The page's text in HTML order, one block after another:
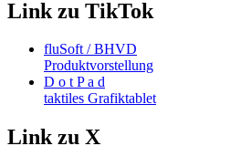
Link zu TikTok
fluSoft / BHVD
Produktvorstellung
D o t P a d
taktiles Grafiktablet
Link zu X